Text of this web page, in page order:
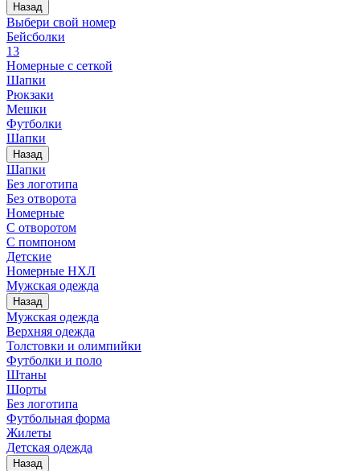
Назад
Выбери свой номер
Бейсболки
13
Номерные с сеткой
Шапки
Рюкзаки
Мешки
Футболки
Шапки
Назад
Шапки
Без логотипа
Без отворота
Номерные
С отворотом
С помпоном
Детские
Номерные НХЛ
Мужская одежда
Назад
Мужская одежда
Верхняя одежда
Толстовки и олимпийки
Футболки и поло
Штаны
Шорты
Без логотипа
Футбольная форма
Жилеты
Детская одежда
Назад